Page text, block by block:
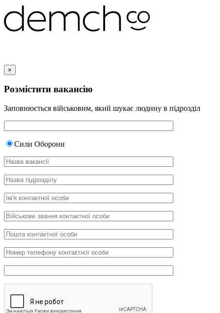
×
Розмістити вакансію
Заповнюється військовим, який шукає людину в підрозділ
Сили Оборони